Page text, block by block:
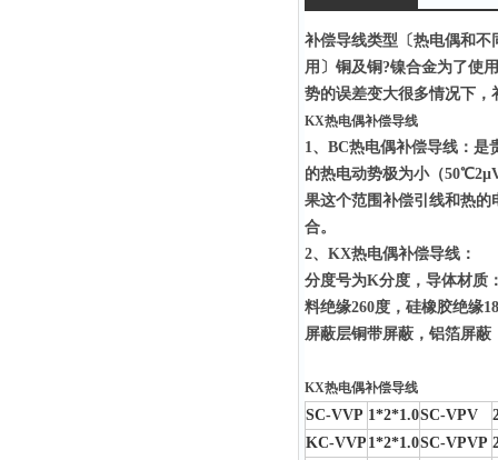
补偿导线类型〔热电偶和
用〕铜及铜?镍合金为了使
势的误差变大很多情况下
KX热电偶补偿导线
1、BC热电偶补偿导线：
的热电动势极为小（
果这个范围补偿引线和热
合。
2、 KX热电偶补偿导线 ：
分度号为K分度，导体材质
料绝缘260度，硅橡胶绝缘
屏蔽层铜带屏蔽，铝箔屏
KX热电偶补偿导线
SC-VVP 1*2*1.0SC-VPV
KC-VVP 1*2*1.0SC-VPVP